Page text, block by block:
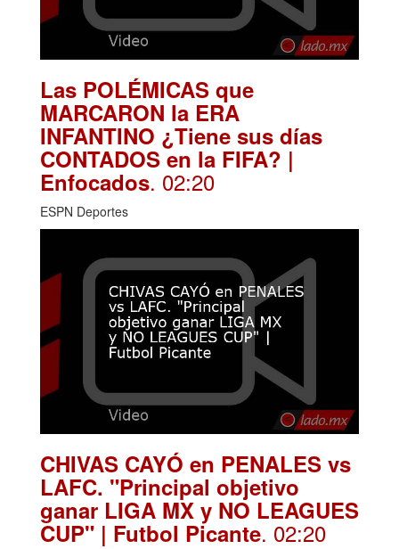
Las POLÉMICAS que
MARCARON la ERA
INFANTINO ¿Tiene sus días
CONTADOS en la FIFA? |
Enfocados. 02:20
ESPN Deportes
CHIVAS CAYÓ en PENALES vs
LAFC. "Principal objetivo
ganar LIGA MX y NO LEAGUES
CUP" | Futbol Picante. 02:20